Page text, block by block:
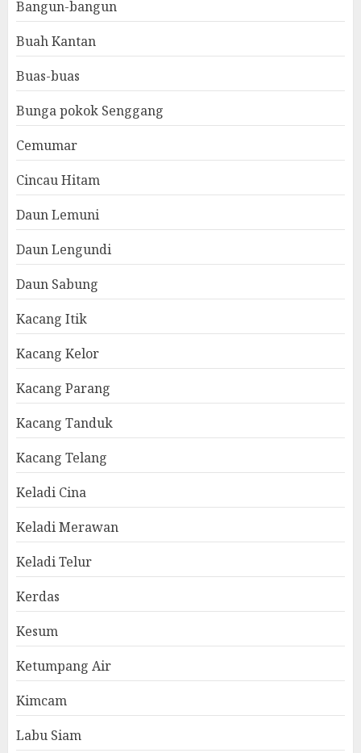
Bangun-bangun
Buah Kantan
Buas-buas
Bunga pokok Senggang
Cemumar
Cincau Hitam
Daun Lemuni
Daun Lengundi
Daun Sabung
Kacang Itik
Kacang Kelor
Kacang Parang
Kacang Tanduk
Kacang Telang
Keladi Cina
Keladi Merawan
Keladi Telur
Kerdas
Kesum
Ketumpang Air
Kimcam
Labu Siam